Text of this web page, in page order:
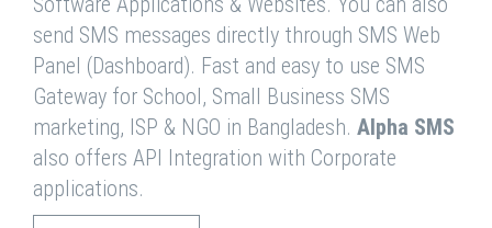
send SMS messages directly through SMS Web
Panel (Dashboard). Fast and easy to use SMS
Gateway for School, Small Business SMS
marketing, ISP & NGO in Bangladesh. Alpha SMS
also offers API Integration with Corporate
applications.